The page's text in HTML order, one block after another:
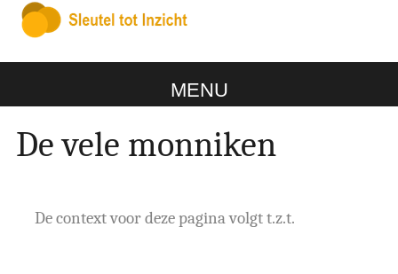
MENU
De vele monniken
De context voor deze pagina volgt t.z.t.